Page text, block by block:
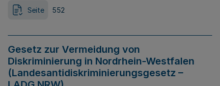
Seite 552
Gesetz zur Vermeidung von
Diskriminierung in Nordrhein-Westfalen
(Landesantidiskriminierungsgesetz –